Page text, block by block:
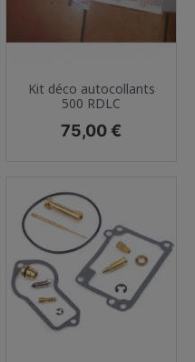
Kit déco autocollants
500 RDLC
Prix
75,00 €